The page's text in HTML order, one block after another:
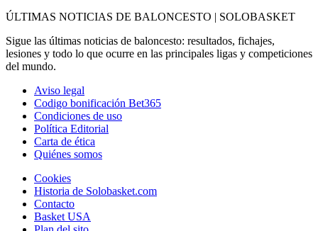
ÚLTIMAS NOTICIAS DE BALONCESTO | SOLOBASKET
Sigue las últimas noticias de baloncesto: resultados, fichajes,
lesiones y todo lo que ocurre en las principales ligas y competiciones
del mundo.
Aviso legal
Codigo bonificación Bet365
Condiciones de uso
Política Editorial
Carta de ética
Quiénes somos
Cookies
Historia de Solobasket.com
Contacto
Basket USA